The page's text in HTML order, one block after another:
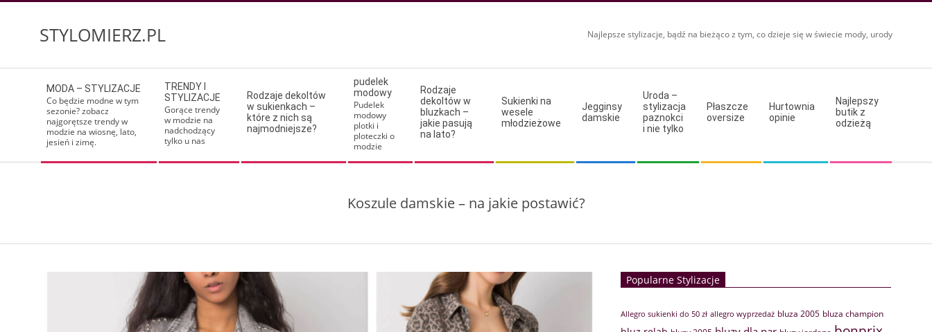
STYLOMIERZ.PL Najlepsze stylizacje, bądź na bieżąco z tym, co dzieje się w świecie mody, urody
Navigation
Menu
MODA – STYLIZACJE
Co będzie modne w tym
sezonie? zobacz
najgorętsze trendy w
modzie na wiosnę, lato,
jesień i zimę.
TRENDY I
STYLIZACJE
Gorące trendy
w modzie na
nadchodzący
tylko u nas
Rodzaje dekoltów
w sukienkach –
które z nich są
najmodniejsze?
pudelek
modowy
Pudelek
modowy
plotki i
ploteczki o
modzie
Rodzaje
dekoltów w
bluzkach –
jakie pasują
na lato?
Sukienki na
wesele
młodzieżowe
Jegginsy
damskie
Uroda –
stylizacja
paznokci
i nie tylko
Płaszcze
oversize
Hurtownia
opinie
Najlepszy
butik z
odzieżą
Koszule damskie – na jakie postawić?
Popularne Stylizacje
Allegro sukienki do 50 zł allegro wyprzedaż bluza 2005 bluza champion